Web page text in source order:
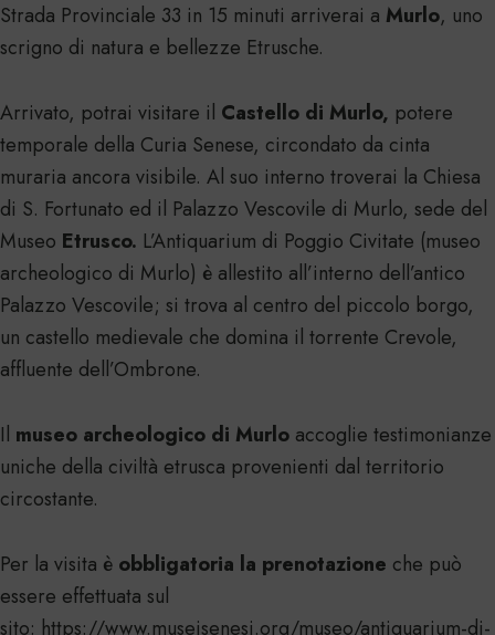
Strada Provinciale 33 in 15 minuti arriverai a Murlo, uno
scrigno di natura e bellezze Etrusche.
Arrivato, potrai visitare il Castello di Murlo, potere
temporale della Curia Senese, circondato da cinta
muraria ancora visibile. Al suo interno troverai la Chiesa
di S. Fortunato ed il Palazzo Vescovile di Murlo, sede del
Museo Etrusco. L’Antiquarium di Poggio Civitate (museo
archeologico di Murlo) è allestito all’interno dell’antico
Palazzo Vescovile; si trova al centro del piccolo borgo,
un castello medievale che domina il torrente Crevole,
affluente dell’Ombrone.
Il museo archeologico di Murlo accoglie testimonianze
uniche della civiltà etrusca provenienti dal territorio
circostante.
Per la visita è obbligatoria la prenotazione che può
essere effettuata sul
sito: https://www.museisenesi.org/museo/antiquarium-di-